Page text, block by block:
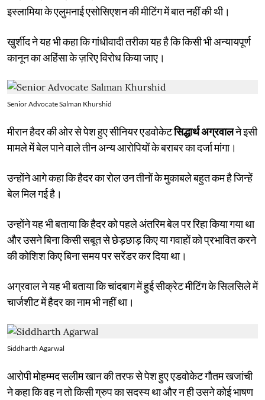
इस्लामिया के एलुमनाई एसोसिएशन की मीटिंग में बात नहीं की थी।
खुर्शीद ने यह भी कहा कि गांधीवादी तरीका यह है कि किसी भी अन्यायपूर्ण
कानून का अहिंसा के ज़रिए विरोध किया जाए।
Senior Advocate Salman Khurshid
मीरान हैदर की ओर से पेश हुए सीनियर एडवोकेटसिद्धार्थ अग्रवालने इसी
मामले में बेल पाने वाले तीन अन्य आरोपियों के बराबर का दर्जा मांगा।
उन्होंने आगे कहा कि हैदर का रोल उन तीनों के मुकाबले बहुत कम है जिन्हें
बेल मिल गई है।
उन्होंने यह भी बताया कि हैदर को पहले अंतरिम बेल पर रिहा किया गया था
और उसने बिना किसी सबूत से छेड़छाड़ किए या गवाहों को प्रभावित करने
की कोशिश किए बिना समय पर सरेंडर कर दिया था।
अग्रवाल ने यह भी बताया कि चांदबाग में हुई सीक्रेट मीटिंग के सिलसिले में
चार्जशीट में हैदर का नाम भी नहीं था।
Siddharth Agarwal
आरोपी मोहम्मद सलीम खान की तरफ से पेश हुए एडवोकेट गौतम खजांची
ने कहा कि वह न तो किसी ग्रुप का सदस्य था और न ही उसने कोई भाषण